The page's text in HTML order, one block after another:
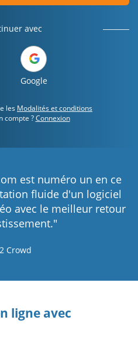
avec
Google
les Modalités et conditions
compte ?Connexion
est numéro un en ce
fluide d'un logiciel
avec le meilleur retour
Crowd
ligne avec